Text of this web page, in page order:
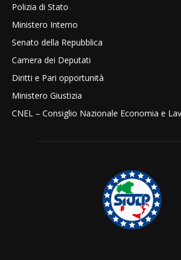
Polizia di Stato
Ministero Interno
Senato della Repubblica
Camera dei Deputati
Diritti e Pari opportunità
Ministero Giustizia
CNEL – Consiglio Nazionale Economia e